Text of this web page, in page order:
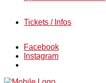
Tickets / Infos
Facebook
Instagram